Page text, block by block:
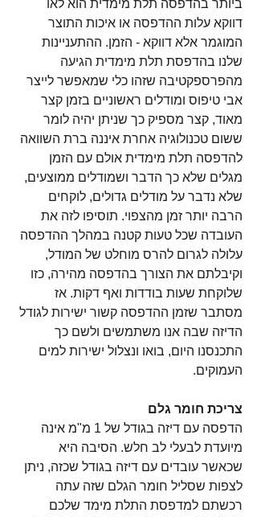
ביותר בהדפסה תלת מימדית הוא לאו
דווקא עלות ההדפסה או איכות התוצר
המוגמר אלא דווקא - הזמן. ההתעניינות
שלנו בהדפסת תלת מימדית הגיעה
מהפרספקטיבה שזהו כלי שמאפשר לייצר
אבי טיפוס ומודלים ראשוניים בזמן קצר
מאוד, קצר מספיק כך שניתן יהיה לומר
ששום טכנולוגיה אחרת איננה ברת השוואה
להדפסה תלת מימדית אולם עם הזמן
מגלים שלא כך הדבר ושמודלים ממוצעים,
שלא נדבר על מודלים גדולים, לוקחים
הרבה יותר זמן מהצפוי. תוסיפו לזה את
העובדה שכל טעות קטנה במהלך ההדפסה
עלולה לגרום להרס מוחלט של המודל,
וקיבלתם את הצורך בהדפסה מהירה, כזו
שלוקחת שעות בודדות ואף דקות. אז
מסתבר שזמן ההדפסה קשור ישירות לגודל
הדיזה שבה אנו משתמשים ולשם כך
התכנסנו היום, בואו ונצלול ישירות למים
העמוקים.
צריכת חומר גלם
הדפסה עם דיזה בגודל של 1 מ"מ אינה
מיועדת לבעלי לב חלש. הסיבה היא
שכאשר עובדים עם דיזה בגודל שכזה, ניתן
לצפות שסליל חומר הגלם שזה עתה
רכשתם למדפסת התלת מימד שלכם